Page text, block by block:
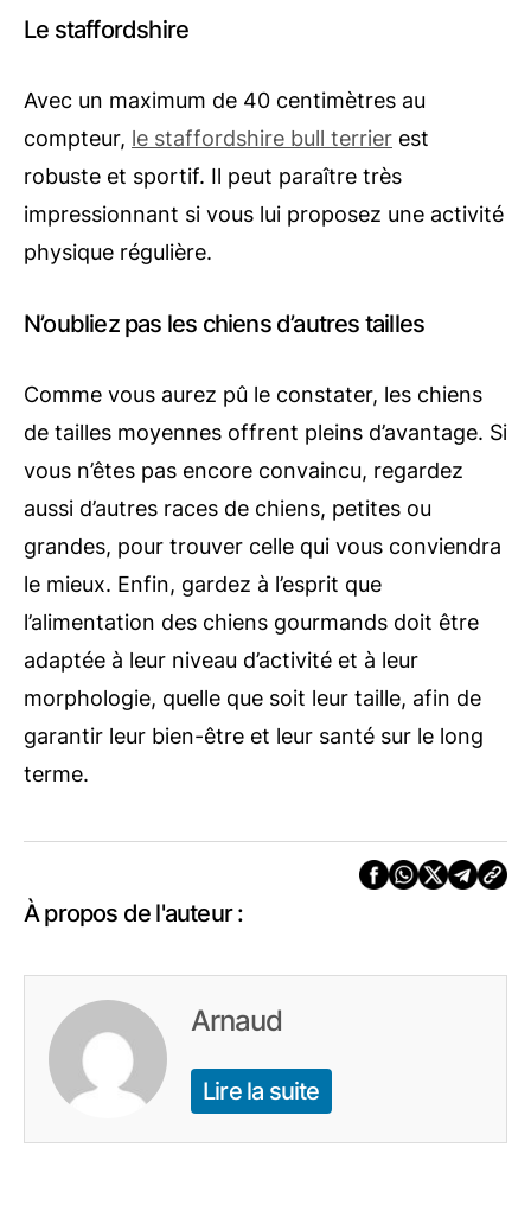
Le staffordshire
Avec un maximum de 40 centimètres au
compteur, le staffordshire bull terrier est
robuste et sportif. Il peut paraître très
impressionnant si vous lui proposez une activité
physique régulière.
N’oubliez pas les chiens d’autres tailles
Comme vous aurez pû le constater, les chiens
de tailles moyennes offrent pleins d’avantage. Si
vous n’êtes pas encore convaincu, regardez
aussi d’autres races de chiens, petites ou
grandes, pour trouver celle qui vous conviendra
le mieux. Enfin, gardez à l’esprit que
l’alimentation des chiens gourmands doit être
adaptée à leur niveau d’activité et à leur
morphologie, quelle que soit leur taille, afin de
garantir leur bien-être et leur santé sur le long
terme.
À propos de l'auteur :
Arnaud
Lire la suite